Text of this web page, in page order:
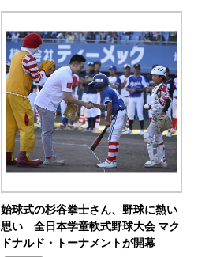
始球式の杉谷拳士さん、野球に熱い
思い 全日本学童軟式野球大会 マク
ドナルド・トーナメントが開幕